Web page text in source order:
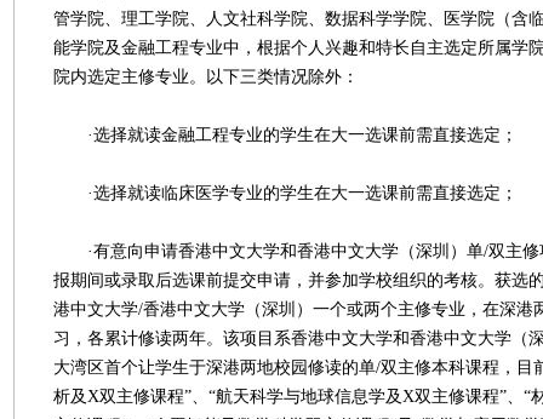
管学院、理工学院、人文社科学院、数据科学学院、医学院（含
能学院及金融工程专业中，根据个人兴趣和特长自主选定所属学
院内选定主修专业。以下三类情况除外：
·选择就读金融工程专业的学生在大一选课前需直接选定；
·选择就读临床医学专业的学生在大一选课前需直接选定；
·有意向申请香港中文大学和香港中文大学（深圳）单/双主修
报期间或录取后选课前提交申请，并参加学校组织的考核。获选
港中文大学/香港中文大学（深圳）一个或两个主修专业，在深港
习，各累计修读两年。该项目系香港中文大学和香港中文大学（
大湾区首个让学生于深港两地校园修读的单/双主修本科课程，目
析及X双主修课程”、“航天科学与地球信息学及X双主修课程”、“